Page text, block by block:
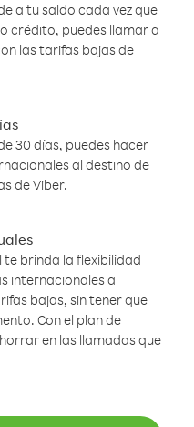
a tu saldo cada vez que
crédito, puedes llamar a
las tarifas bajas de
30 días, puedes hacer
al destino de
de Viber.
te brinda la flexibilidad
internacionales a
bajas, sin tener que
Con el plan de
en las llamadas que